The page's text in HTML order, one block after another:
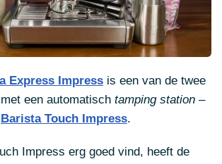
Express Impress is een van de twee
een automatisch tamping station –
Barista Touch Impress.
Impress erg goed vind, heeft de